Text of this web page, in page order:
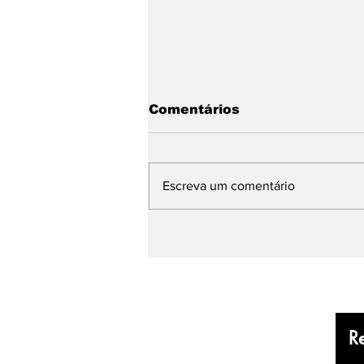
Comentários
Escreva um comentário